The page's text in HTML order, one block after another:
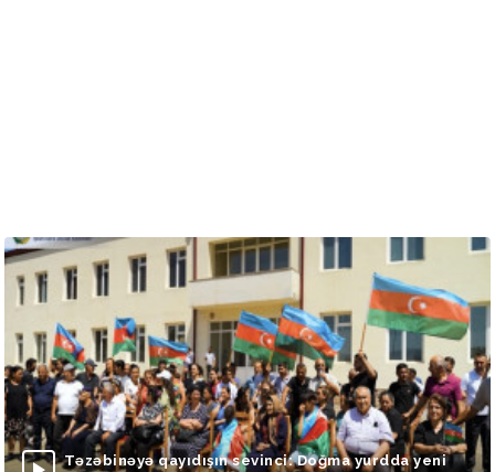
Təzəbinəyə qayıdışın sevinci: Doğma yurdda yeni